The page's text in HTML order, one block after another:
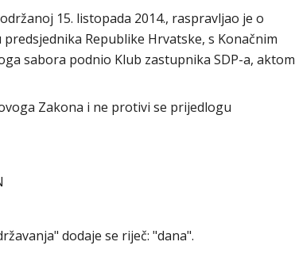
15. listopada 2014., raspravljao je o
Republike Hrvatske, s Konačnim
sabora podnio Klub zastupnika SDP-a, aktom
Zakona i ne protivi se prijedlogu
dodaje se riječ: "dana".